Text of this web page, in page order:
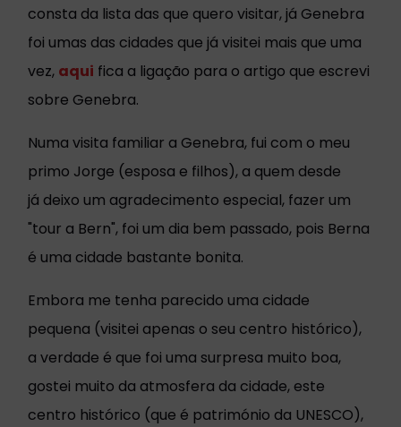
consta da lista das que quero visitar, já Genebra
foi umas das cidades que já visitei mais que uma
vez, aqui fica a ligação para o artigo que escrevi
sobre Genebra.
Numa visita familiar a Genebra, fui com o meu
primo Jorge (esposa e filhos), a quem desde
já deixo um agradecimento especial, fazer um
"tour a Bern", foi um dia bem passado, pois Berna
é uma cidade bastante bonita.
Embora me tenha parecido uma cidade
pequena (visitei apenas o seu centro histórico),
a verdade é que foi uma surpresa muito boa,
gostei muito da atmosfera da cidade, este
centro histórico (que é património da UNESCO),